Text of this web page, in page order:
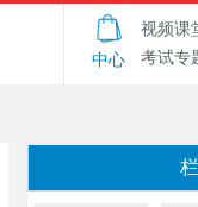
辅导资料 历
中心
视频课
考试专